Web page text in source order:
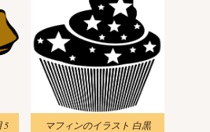
5 マフィンのイラスト 白黒